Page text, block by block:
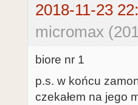
2018-11-23
micromax
biore nr 1
p.s. w końcu
czekałem na jego